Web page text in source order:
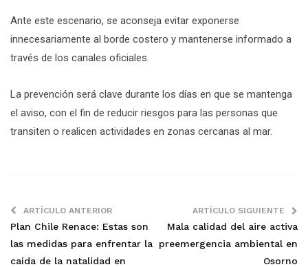
Ante este escenario, se aconseja evitar exponerse
innecesariamente al borde costero y mantenerse informado a
través de los canales oficiales.
La prevención será clave durante los días en que se mantenga
el aviso, con el fin de reducir riesgos para las personas que
transiten o realicen actividades en zonas cercanas al mar.
ARTÍCULO ANTERIOR
Plan Chile Renace: Estas son
las medidas para enfrentar la
caída de la natalidad en
ARTÍCULO SIGUIENTE
Mala calidad del aire activa
preemergencia ambiental en
Osorno